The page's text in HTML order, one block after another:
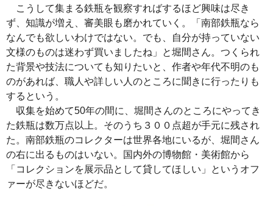
こうして集まる鉄瓶を観察すればするほど興味は尽き
ず、知識が増え、審美眼も磨かれていく。「南部鉄瓶なら
なんでも欲しいわけではない。でも、自分が持っていない
文様のものは迷わず買いましたね」と堀間さん。つくられ
た背景や技法についても知りたいと、作者や年代不明のも
のがあれば、職人や詳しい人のところに聞きに行ったりも
するという。
収集を始めて50年の間に、堀間さんのところにやってき
た鉄瓶は数万点以上。そのうち３００点超が手元に残され
た。南部鉄瓶のコレクターは世界各地にいるが、堀間さん
の右に出るものはいない。国内外の博物館・美術館から
「コレクションを展示品として貸してほしい」というオフ
ァーが尽きないほどだ。